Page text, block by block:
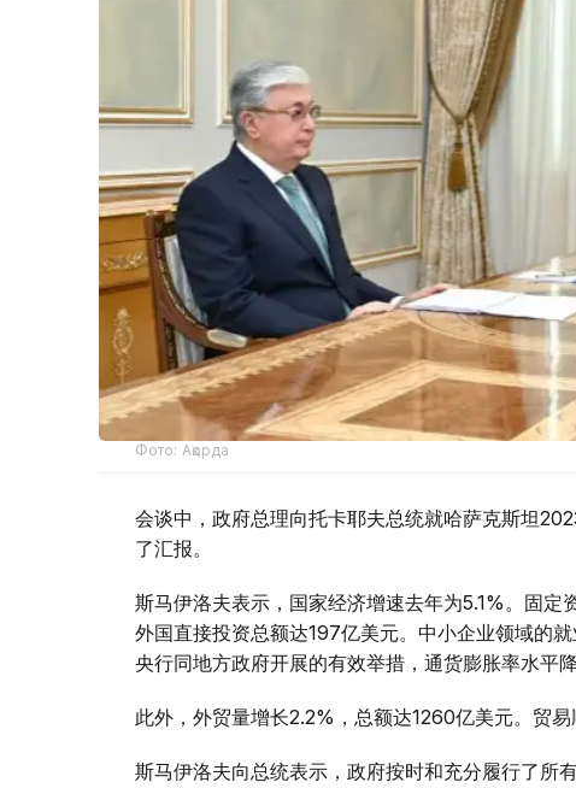
Фото: Ақорда
会谈中，政府总理向托卡耶夫总统就哈萨克斯坦
了汇报。
斯马伊洛夫表示，国家经济增速去年为5.1%。固定
外国直接投资总额达197亿美元。中小企业领域的
央行同地方政府开展的有效举措，通货膨胀率水平
此外，外贸量增长2.2%，总额达1260亿美元。贸易
斯马伊洛夫向总统表示，政府按时和充分履行了所